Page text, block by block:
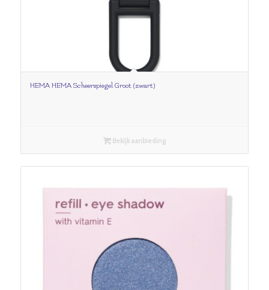
HEMA HEMA Scheerspiegel Groot (zwart)
Bekijk aanbieding